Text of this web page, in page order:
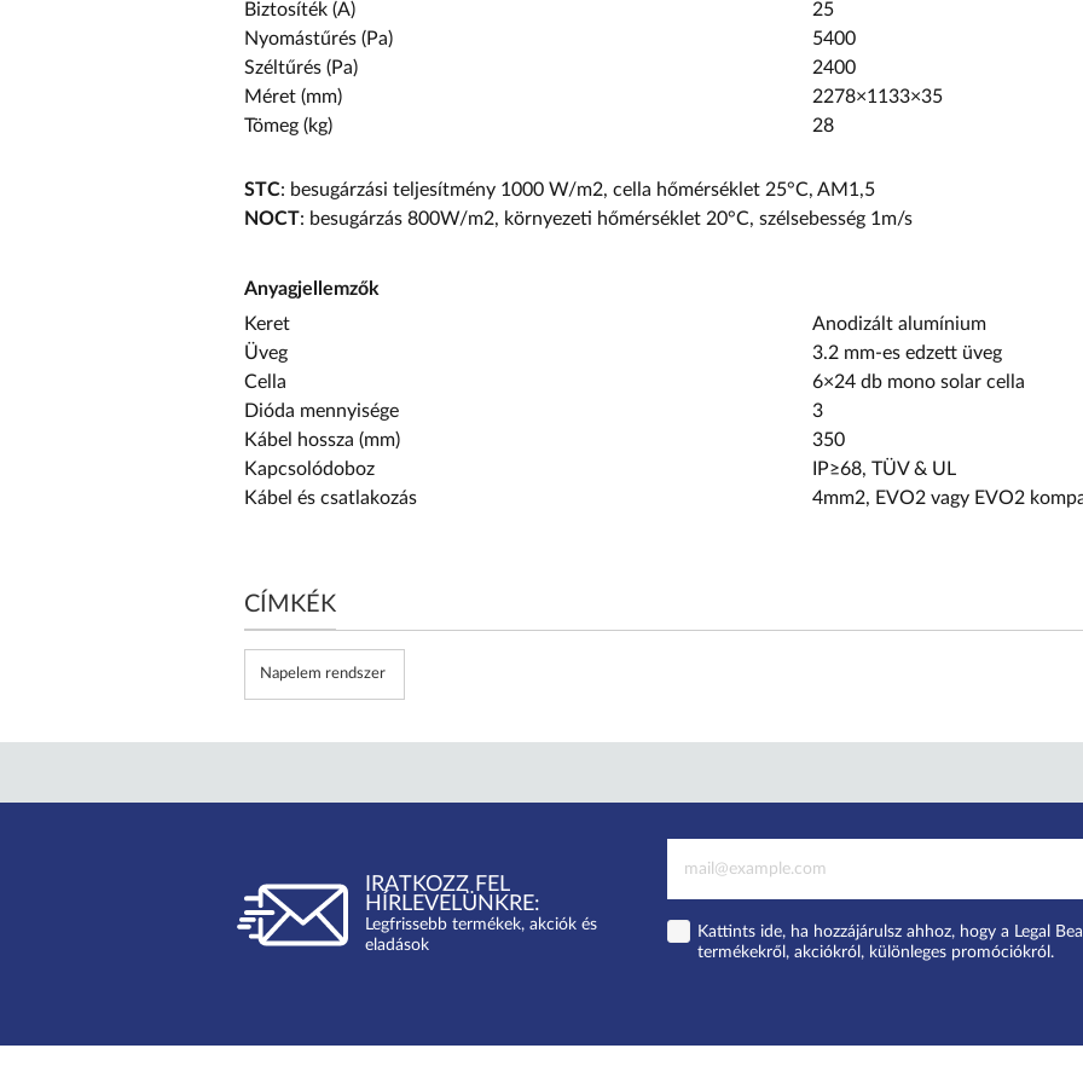
Biztosíték (A)
25
Nyomástűrés (Pa)
5400
Széltűrés (Pa)
2400
Méret (mm)
2278×1133×35
Tömeg (kg)
28
STC: besugárzási teljesítmény 1000 W/m2, cella hőmérséklet 25°C, AM1,5
NOCT: besugárzás 800W/m2, környezeti hőmérséklet 20°C, szélsebesség 1m/s
Anyagjellemzők
Keret
Anodizált alumínium
Üveg
3.2 mm-es edzett üveg
Cella
6×24 db mono solar cella
Dióda mennyisége
3
Kábel hossza (mm)
350
Kapcsolódoboz
IP≥68, TÜV & UL
Kábel és csatlakozás
4mm2, EVO2 vagy EVO2
CÍMKÉK
Napelem rendszer
IRATKOZZ FEL
HÍRLEVELÜNKRE:
Legfrissebb termékek, akciók és
eladások
Kattints ide, ha hozzájárulsz ahhoz, hogy a Legal
termékekről, akciókról, különleges promóciókról.